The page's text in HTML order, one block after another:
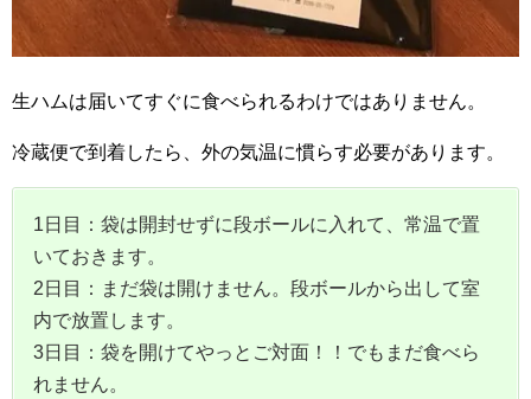
生ハムは届いてすぐに食べられるわけではありません。
冷蔵便で到着したら、外の気温に慣らす必要があります。
1日目：袋は開封せずに段ボールに入れて、常温で置
いておきます。
2日目：まだ袋は開けません。段ボールから出して室
内で放置します。
3日目：袋を開けてやっとご対面！！でもまだ食べら
れません。